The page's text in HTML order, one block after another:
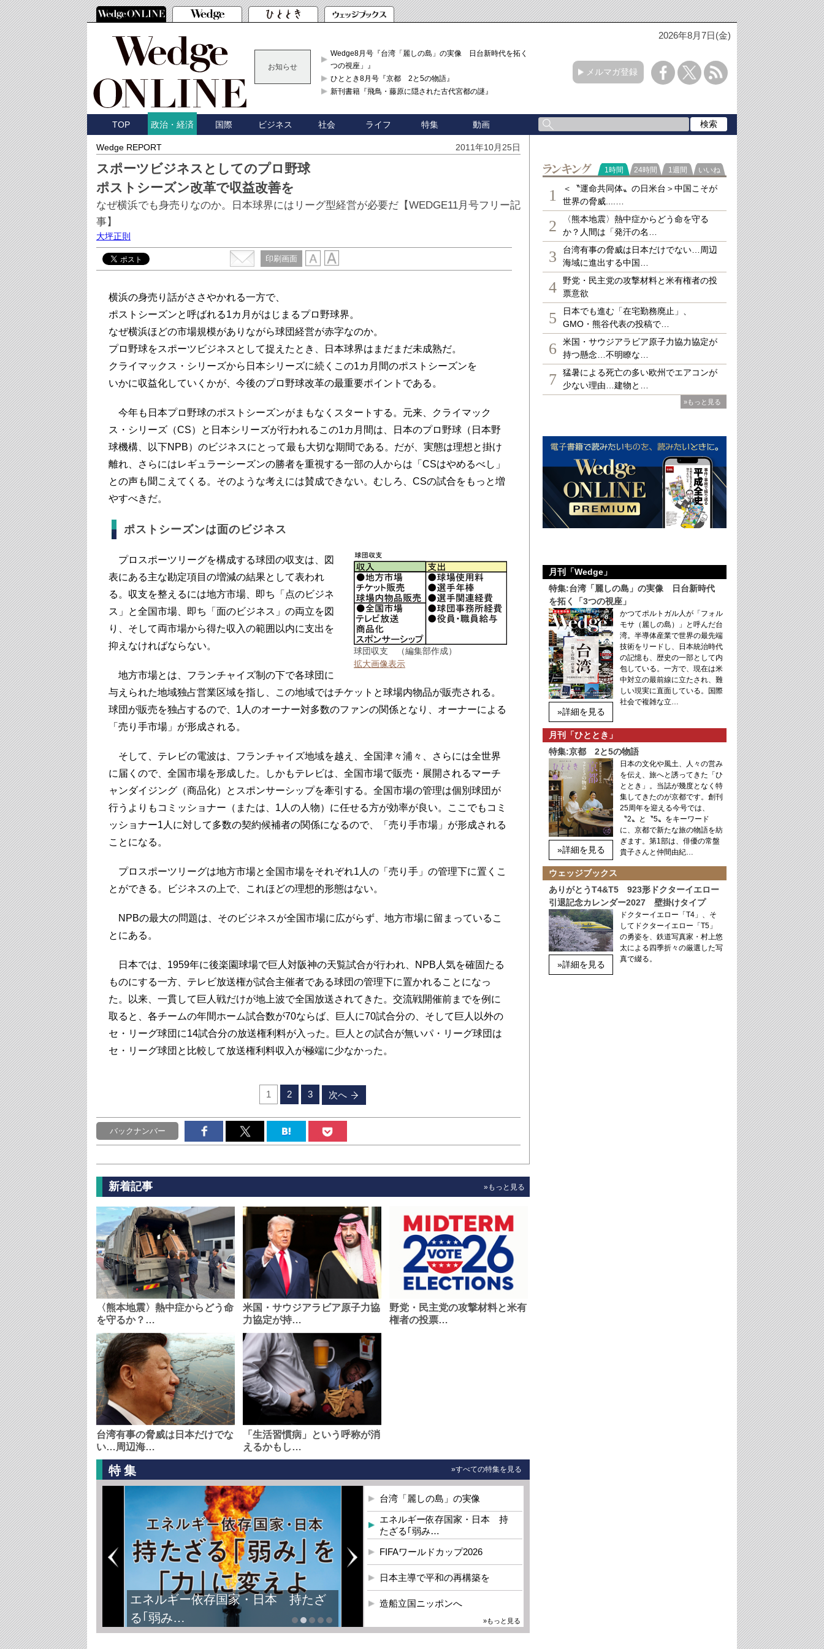
2026年8月7日(金)
お知らせ
Wedge8月号『台湾「麗しの島」の実像 日台新時代を拓く「3
つの視座」』
ひととき8月号『京都 2と5の物語』
新刊書籍『飛鳥・藤原に隠された古代宮都の謎』
メルマガ登録
TOP 政治・経済 国際 ビジネス 社会 ライフ 特集 動画
Wedge REPORT 2011年10月25日
スポーツビジネスとしてのプロ野球
ポストシーズン改革で収益改善を
なぜ横浜でも身売りなのか。日本球界にはリーグ型経営が必要だ【WEDGE11月号フリー記
事】
大坪正則
印刷画面
横浜の身売り話がささやかれる一方で、
ポストシーズンと呼ばれる1カ月がはじまるプロ野球界。
なぜ横浜ほどの市場規模がありながら球団経営が赤字なのか。
プロ野球をスポーツビジネスとして捉えたとき、日本球界はまだまだ未成熟だ。
クライマックス・シリーズから日本シリーズに続くこの1カ月間のポストシーズンを
いかに収益化していくかが、今後のプロ野球改革の最重要ポイントである。
今年も日本プロ野球のポストシーズンがまもなくスタートする。元来、クライマック
ス・シリーズ（CS）と日本シリーズが行われるこの1カ月間は、日本のプロ野球（日本野
球機構、以下NPB）のビジネスにとって最も大切な期間である。だが、実態は理想と掛け
離れ、さらにはレギュラーシーズンの勝者を重視する一部の人からは「CSはやめるべし」
との声も聞こえてくる。そのような考えには賛成できない。むしろ、CSの試合をもっと増
やすべきだ。
ポストシーズンは面のビジネス
球団収支 （編集部作成）
拡大画像表示
プロスポーツリーグを構成する球団の収支は、図
表にある主な勘定項目の増減の結果として表われ
る。収支を整えるには地方市場、即ち「点のビジネ
ス」と全国市場、即ち「面のビジネス」の両立を図
り、そして両市場から得た収入の範囲以内に支出を
抑えなければならない。
地方市場とは、フランチャイズ制の下で各球団に
与えられた地域独占営業区域を指し、この地域ではチケットと球場内物品が販売される。
球団が販売を独占するので、1人のオーナー対多数のファンの関係となり、オーナーによる
「売り手市場」が形成される。
そして、テレビの電波は、フランチャイズ地域を越え、全国津々浦々、さらには全世界
に届くので、全国市場を形成した。しかもテレビは、全国市場で販売・展開されるマーチ
ャンダイジング（商品化）とスポンサーシップを牽引する。全国市場の管理は個別球団が
行うよりもコミッショナー（または、1人の人物）に任せる方が効率が良い。ここでもコミ
ッショナー1人に対して多数の契約候補者の関係になるので、「売り手市場」が形成される
ことになる。
プロスポーツリーグは地方市場と全国市場をそれぞれ1人の「売り手」の管理下に置くこ
とができる。ビジネスの上で、これほどの理想的形態はない。
NPBの最大の問題は、そのビジネスが全国市場に広がらず、地方市場に留まっているこ
とにある。
日本では、1959年に後楽園球場で巨人対阪神の天覧試合が行われ、NPB人気を確固たる
ものにする一方、テレビ放送権が試合主催者である球団の管理下に置かれることになっ
た。以来、一貫して巨人戦だけが地上波で全国放送されてきた。交流戦開催前までを例に
取ると、各チームの年間ホーム試合数が70ならば、巨人に70試合分の、そして巨人以外の
セ・リーグ球団に14試合分の放送権利料が入った。巨人との試合が無いパ・リーグ球団は
セ・リーグ球団と比較して放送権利料収入が極端に少なかった。
1 2 3 次へ
バックナンバー
新着記事 »もっと見る
〈熊本地震〉熱中症からどう命
を守るか？…
米国・サウジアラビア原子力協
力協定が持…
野党・民主党の攻撃材料と米有
権者の投票…
台湾有事の脅威は日本だけでな
い…周辺海…
「生活習慣病」という呼称が消
えるかもし…
特集 »すべての特集を見る
エネルギー依存国家・日本 持たざ
る｢弱み…
台湾「麗しの島」の実像
エネルギー依存国家・日本 持
たざる｢弱み…
FIFAワールドカップ2026
日本主導で平和の再構築を
造船立国ニッポンへ
»もっと見る
ランキング
1時間 24時間 1週間 いいね
1
＜〝運命共同体〟の日米台＞中国こそが
世界の脅威....…
2
〈熊本地震〉熱中症からどう命を守る
か？人間は「発汗の名…
3
台湾有事の脅威は日本だけでない…周辺
海域に進出する中国…
4
野党・民主党の攻撃材料と米有権者の投
票意欲
5
日本でも進む「在宅勤務廃止」、
GMO・熊谷代表の投稿で…
6
米国・サウジアラビア原子力協力協定が
持つ懸念…不明瞭な…
7
猛暑による死亡の多い欧州でエアコンが
少ない理由…建物と…
»もっと見る
月刊「Wedge」
特集:台湾「麗しの島」の実像 日台新時代
を拓く「3つの視座」
»詳細を見る
かつてポルトガル人が「フォル
モサ（麗しの島）」と呼んだ台
湾。半導体産業で世界の最先端
技術をリードし、日本統治時代
の記憶も、歴史の一部として内
包している。一方で、現在は米
中対立の最前線に立たされ、難
しい現実に直面している。国際
社会で複雑な立…
月刊「ひととき」
特集:京都 2と5の物語
»詳細を見る
日本の文化や風土、人々の営み
を伝え、旅へと誘ってきた「ひ
ととき」。当誌が幾度となく特
集してきたのが京都です。創刊
25周年を迎える今号では、
〝2〟と〝5〟をキーワード
に、京都で新たな旅の物語を紡
ぎます。第1部は、俳優の常盤
貴子さんと仲間由紀…
ウェッジブックス
ありがとうT4&T5 923形ドクターイエロー
引退記念カレンダー2027 壁掛けタイプ
»詳細を見る
ドクターイエロー「T4」、そ
してドクターイエロー「T5」
の勇姿を、鉄道写真家・村上悠
太による四季折々の厳選した写
真で綴る。